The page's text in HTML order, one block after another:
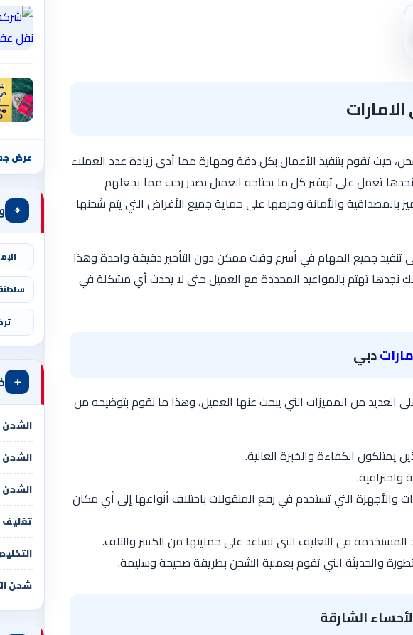
حيث تقوم بتنفيذ الأعمال بكل دقة ومهارة مما أدى زيادة عدد العملاء
تعمل على توفير كل ما يحتاجه العميل بصدر رحب مما يجعلهم
بالمصداقية والأمانة وحرصها على حماية جميع الأغراض التي يتم شحنها
تنفيذ جميع المهام في أسرع وقت ممكن دون التأخير دقيقة واحدة وهذا
نجدها تهتم بالمواعيد المحددة مع العميل حتى لا يحدث أي مشكلة في
دبي
العديد من المميزات التي يبحث عنها العميل، وهذا ما نقوم بتوضيحه من
يمتلكون الكفاءة والخبرة العالية.
واحترافية.
التي تستخدم في رفع المنقولات باختلاف أنواعها إلى أي مكان
في التغليف التي تساعد على حمايتها من الكسر والتلف.
والحديثة التي تقوم بعملية الشحن بطريقة صحيحة وسليمة.
الشارقة
عرض
⌖
＋
الشحن
الشحن
الشحن
تغليف
شحن